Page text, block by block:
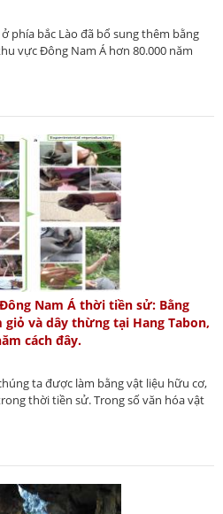
phía bắc Lào đã bổ sung thêm bằng
vực Đông Nam Á hơn 80.000 năm
Nam Á thời tiền sử: Bằng
và dây thừng tại Hang Tabon,
cách đây.
ta được làm bằng vật liệu hữu cơ,
thời tiền sử. Trong số văn hóa vật